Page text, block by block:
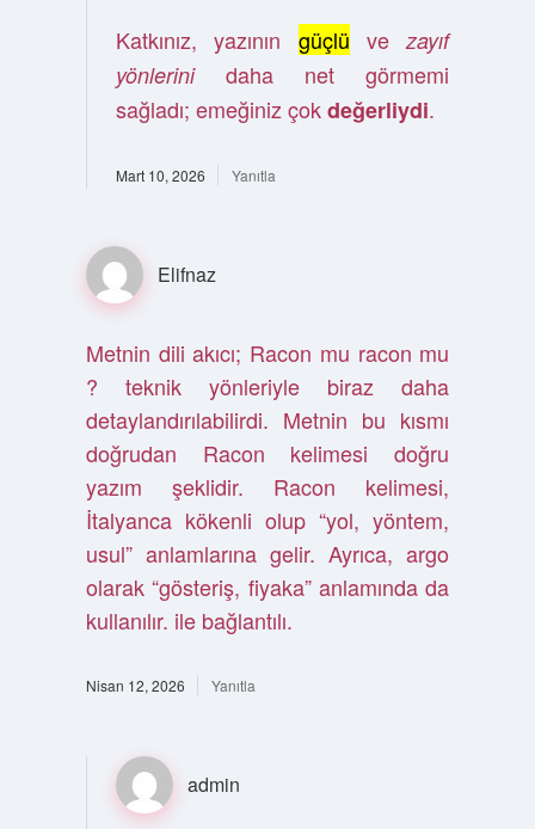
Katkınız, yazının güçlü vezayıf
yönlerinidaha net görmemi
sağladı; emeğiniz çokdeğerliydi.
Mart 10, 2026 Yanıtla
Elifnaz
Metnin dili akıcı; Racon mu racon mu
? teknik yönleriyle biraz daha
detaylandırılabilirdi. Metnin bu kısmı
doğrudan Racon kelimesi doğru
yazım şeklidir. Racon kelimesi,
İtalyanca kökenli olup “yol, yöntem,
usul” anlamlarına gelir. Ayrıca, argo
olarak “gösteriş, fiyaka” anlamında da
kullanılır. ile bağlantılı.
Nisan 12, 2026 Yanıtla
admin